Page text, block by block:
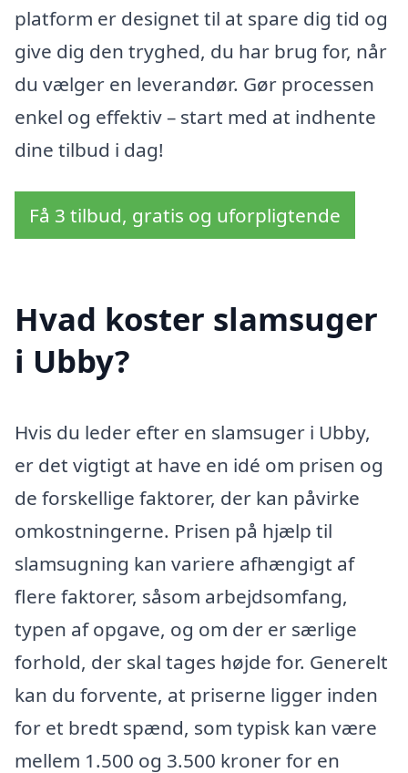
platform er designet til at spare dig tid og
give dig den tryghed, du har brug for, når
du vælger en leverandør. Gør processen
enkel og effektiv – start med at indhente
dine tilbud i dag!
Få 3 tilbud, gratis og uforpligtende
Hvad koster slamsuger
i Ubby?
Hvis du leder efter en slamsuger i Ubby,
er det vigtigt at have en idé om prisen og
de forskellige faktorer, der kan påvirke
omkostningerne. Prisen på hjælp til
slamsugning kan variere afhængigt af
flere faktorer, såsom arbejdsomfang,
typen af opgave, og om der er særlige
forhold, der skal tages højde for. Generelt
kan du forvente, at priserne ligger inden
for et bredt spænd, som typisk kan være
mellem 1.500 og 3.500 kroner for en